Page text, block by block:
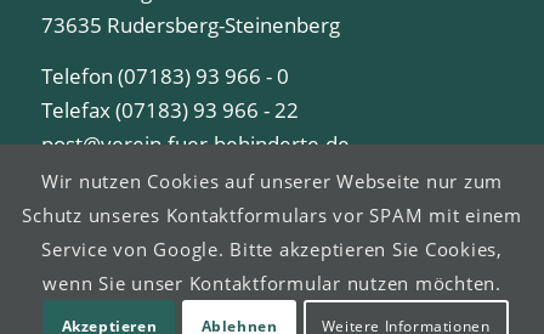
73635 Rudersberg-Steinenberg
Telefon (07183) 93 966 - 0
Telefax (07183) 93 966 - 22
post@verein-fuer-behinderte.de
Verein für Behinderte Schorndorf e.V.
Wir nutzen Cookies auf unserer Webseite nur zum
Schutz unseres Kontaktformulars vor SPAM mit einem
Service von Google. Bitte akzeptieren Sie Cookies,
wenn Sie unser Kontaktformular nutzen möchten.
Akzeptieren Ablehnen Weitere Informationen